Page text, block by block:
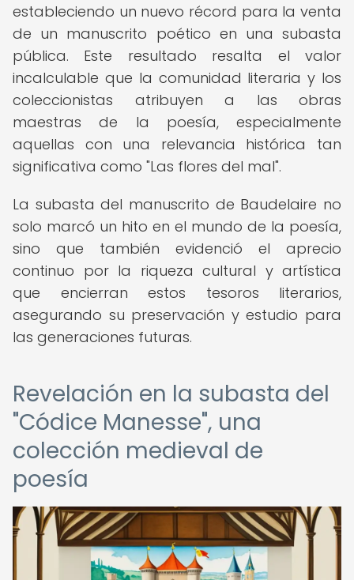
estableciendo un nuevo récord para la venta
de un manuscrito poético en una subasta
pública. Este resultado resalta el valor
incalculable que la comunidad literaria y los
coleccionistas atribuyen a las obras
maestras de la poesía, especialmente
aquellas con una relevancia histórica tan
significativa como "Las flores del mal".
La subasta del manuscrito de Baudelaire no
solo marcó un hito en el mundo de la poesía,
sino que también evidenció el aprecio
continuo por la riqueza cultural y artística
que encierran estos tesoros literarios,
asegurando su preservación y estudio para
las generaciones futuras.
Revelación en la subasta del
"Códice Manesse", una
colección medieval de
poesía